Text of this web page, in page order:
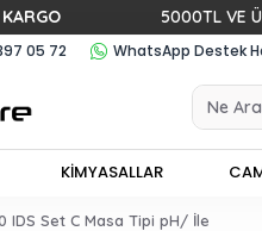
5000TL VE ÜZERİ
05 72 WhatsApp Destek
KİMYASALLAR
IDS Set C Masa Tipi pH/ İle